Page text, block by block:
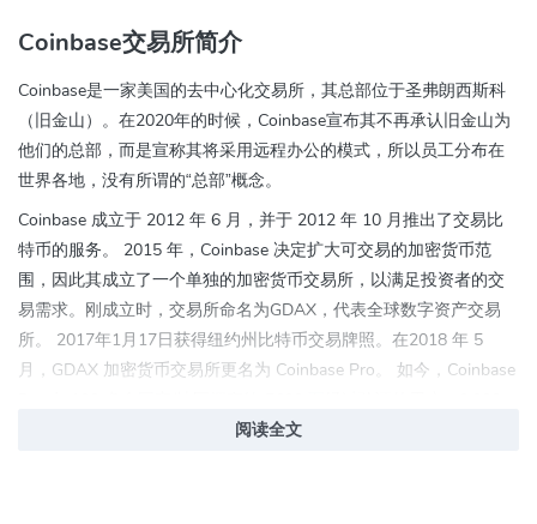
Coinbase交易所简介
Coinbase是一家美国的去中心化交易所，其总部位于圣弗朗西斯科
（旧金山）。在2020年的时候，Coinbase宣布其不再承认旧金山为
他们的总部，而是宣称其将采用远程办公的模式，所以员工分布在
世界各地，没有所谓的“总部”概念。
Coinbase 成立于 2012 年 6 月，并于 2012 年 10 月推出了交易比
特币的服务。 2015 年，Coinbase 决定扩大可交易的加密货币范
围，因此其成立了一个单独的加密货币交易所，以满足投资者的交
易需求。刚成立时，交易所命名为GDAX，代表全球数字资产交易
所。 2017年1月17日获得纽约州比特币交易牌照。在2018 年 5
月，GDAX 加密货币交易所更名为 Coinbase Pro。 如今，Coinbase
家机构和 134,000 个生态系统合作伙伴。
阅读全文